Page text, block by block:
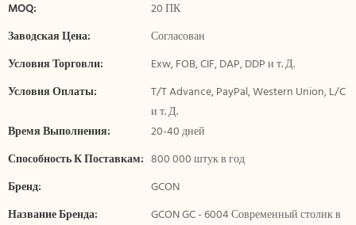
MOQ:
20 ПК
Заводская Цена:
Согласован
Условия Торговли:
Exw, FOB, CIF, DAP, DDP и т. Д.
Условия Оплаты:
T/T Advance, PayPal, Western Union, L/C
и т. Д.
Время Выполнения:
20-40 дней
Способность К Поставкам: 800 000 штук в год
Бренд:
GCON
Название Бренда:
GCON GC - 6004 Современный столик в